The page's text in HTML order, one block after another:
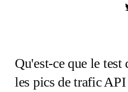
Qu'est-ce que le
les pics de trafic